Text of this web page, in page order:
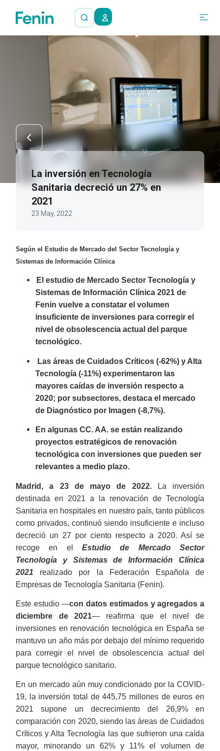
La inversión en Tecnología
Sanitaria decreció un 27% en
2021
23 May, 2022
Según el Estudio de Mercado del Sector Tecnología y
Sistemas de Información Clínica
El estudio de Mercado Sector Tecnología y
Sistemas de Información Clínica 2021 de
Fenin vuelve a constatar el volumen
insuficiente de inversiones para corregir el
nivel de obsolescencia actual del parque
tecnológico.
Las áreas de Cuidados Críticos (-62%) y Alta
Tecnología (-11%) experimentaron las
mayores caídas de inversión respecto a
2020; por subsectores, destaca el mercado
de Diagnóstico por Imagen (-8,7%).
En algunas CC. AA. se están realizando
proyectos estratégicos de renovación
tecnológica con inversiones que pueden ser
relevantes a medio plazo.
Madrid, a 23 de mayo de 2022.La inversión
destinada en 2021 a la renovación de Tecnología
Sanitaria en hospitales en nuestro país, tanto públicos
como privados, continuó siendo insuficiente e incluso
decreció un 27 por ciento respecto a 2020. Así se
recoge en el Estudio de Mercado Sector
Tecnología y Sistemas de Información Clínica
2021 realizado por la Federación Española de
Empresas de Tecnología Sanitaria (Fenin).
Este estudio —con datos estimados y agregados a
diciembre de 2021— reafirma que el nivel de
inversiones en renovación tecnológica en España se
mantuvo un año más por debajo del mínimo requerido
para corregir el nivel de obsolescencia actual del
parque tecnológico sanitario.
En un mercado aún muy condicionado por la COVID-
19, la inversión total de 445,75 millones de euros en
2021 supone un decrecimiento del 26,9% en
comparación con 2020, siendo las áreas de Cuidados
Críticos y Alta Tecnología las que sufrieron una caída
mayor, minorando un 62% y 11% el volumen de